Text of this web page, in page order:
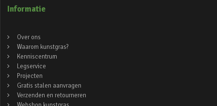
Informatie
Over ons
Waarom kunstgras?
Kenniscentrum
Legservice
Projecten
Gratis stalen aanvragen
Verzenden en retourneren